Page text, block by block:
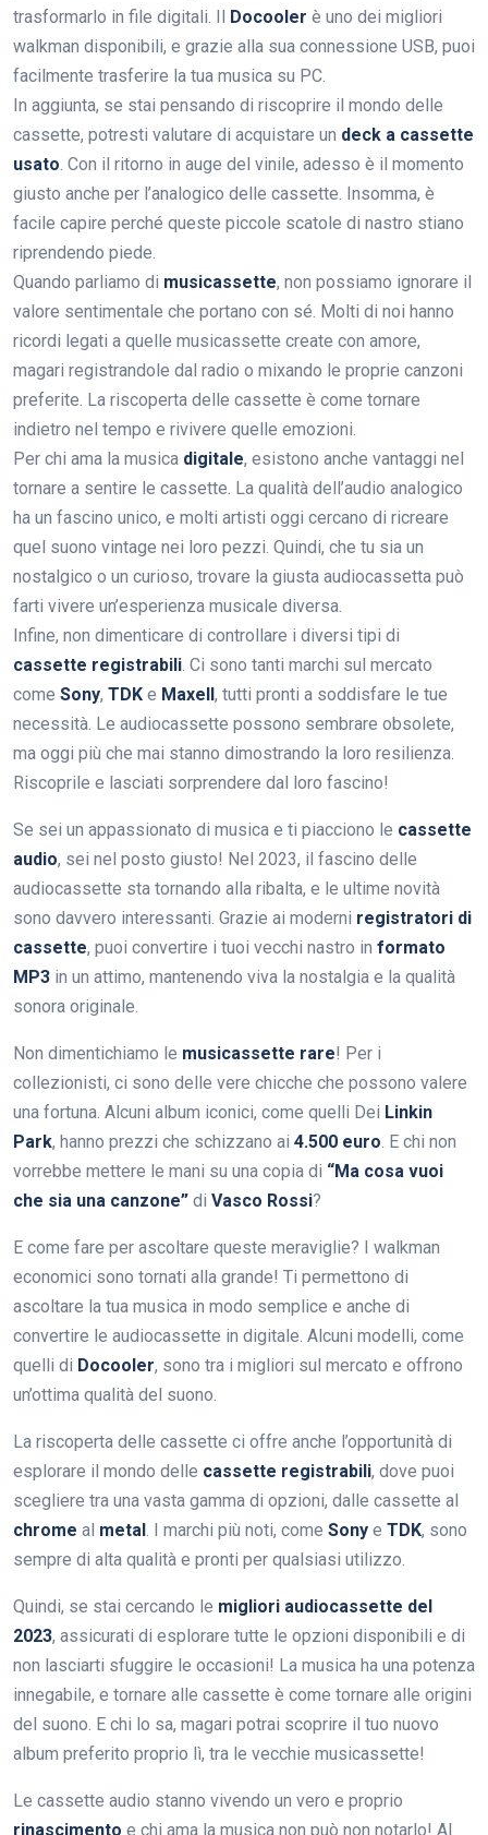
trasformarlo in file digitali. Il
Docooler è uno dei migliori
walkman disponibili, e grazie alla sua connessione USB, puoi
facilmente trasferire la tua musica su PC.
In aggiunta, se stai pensando di riscoprire il mondo delle
cassette, potresti valutare di acquistare un deck a cassette
usato. Con il ritorno in auge del vinile, adesso è il momento
giusto anche per l’analogico delle cassette. Insomma, è
facile capire perché queste piccole scatole di nastro stiano
riprendendo piede.
Quando parliamo di musicassette, non possiamo ignorare il
valore sentimentale che portano con sé. Molti di noi hanno
ricordi legati a quelle musicassette create con amore,
magari registrandole dal radio o mixando le proprie canzoni
preferite. La riscoperta delle cassette è come tornare
indietro nel tempo e rivivere quelle emozioni.
Per chi ama la musica digitale, esistono anche vantaggi nel
tornare a sentire le cassette. La qualità dell’audio analogico
ha un fascino unico, e molti artisti oggi cercano di ricreare
quel suono vintage nei loro pezzi. Quindi, che tu sia un
nostalgico o un curioso, trovare la giusta audiocassetta può
farti vivere un’esperienza musicale diversa.
Infine, non dimenticare di controllare i diversi tipi di
cassette registrabili. Ci sono tanti marchi sul mercato
come Sony, TDK e Maxell , tutti pronti a soddisfare le tue
necessità. Le audiocassette possono sembrare obsolete,
ma oggi più che mai stanno dimostrando la loro resilienza.
Riscoprile e lasciati sorprendere dal loro fascino!
Se sei un appassionato di musica e ti piacciono le cassette
audio, sei nel posto giusto! Nel 2023, il fascino delle
audiocassette sta tornando alla ribalta, e le ultime novità
sono davvero interessanti. Grazie ai moderni registratori di
cassette, puoi convertire i tuoi vecchi nastro in formato
MP3 in un attimo, mantenendo viva la nostalgia e la qualità
sonora originale.
Non dimentichiamo le musicassette rare! Per i
collezionisti, ci sono delle vere chicche che possono valere
una fortuna. Alcuni album iconici, come quelli Dei Linkin
Park, hanno prezzi che schizzano ai 4.500 euro. E chi non
vorrebbe mettere le mani su una copia di “Ma cosa vuoi
che sia una canzone” di Vasco Rossi?
E come fare per ascoltare queste meraviglie? I walkman
economici sono tornati alla grande! Ti permettono di
ascoltare la tua musica in modo semplice e anche di
convertire le audiocassette in digitale. Alcuni modelli, come
quelli di Docooler, sono tra i migliori sul mercato e offrono
un’ottima qualità del suono.
La riscoperta delle cassette ci offre anche l’opportunità di
esplorare il mondo delle cassette registrabili, dove puoi
scegliere tra una vasta gamma di opzioni, dalle cassette al
chrome al metal . I marchi più noti, come Sony e TDK, sono
sempre di alta qualità e pronti per qualsiasi utilizzo.
Quindi, se stai cercando le migliori audiocassette del
2023, assicurati di esplorare tutte le opzioni disponibili e di
non lasciarti sfuggire le occasioni! La musica ha una potenza
innegabile, e tornare alle cassette è come tornare alle origini
del suono. E chi lo sa, magari potrai scoprire il tuo nuovo
album preferito proprio lì, tra le vecchie musicassette!
Le cassette audio stanno vivendo un vero e proprio
rinascimento e chi ama la musica non può non notarlo! Al